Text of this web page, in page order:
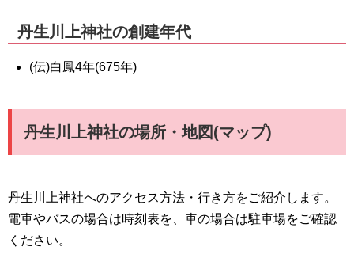
丹生川上神社の創建年代
(伝)白鳳4年(675年)
丹生川上神社の場所・地図(マップ)
丹生川上神社へのアクセス方法・行き方をご紹介します。
電車やバスの場合は時刻表を、車の場合は駐車場をご確認
ください。